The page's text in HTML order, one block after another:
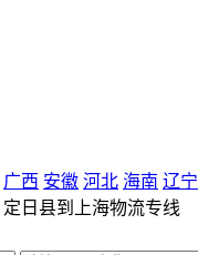
广西 安徽 河北 海南 辽宁
定日县到上海物流专线